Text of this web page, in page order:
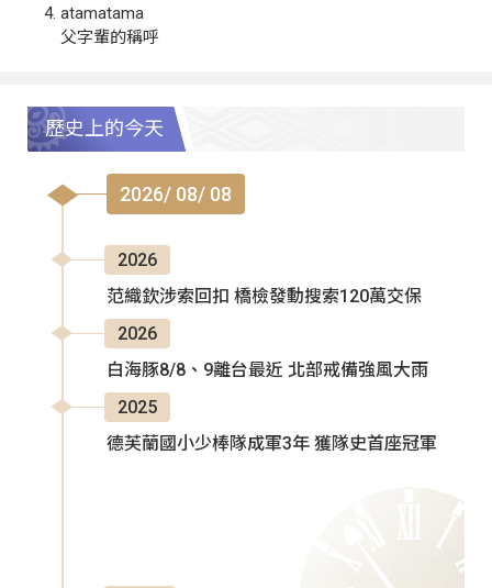
atamatama
父字輩的稱呼
歷史上的今天
2026/ 08/ 08
2026
范織欽涉索回扣 橋檢發動搜索120萬交保
2026
白海豚8/8、9離台最近 北部戒備強風大雨
2025
德芙蘭國小少棒隊成軍3年 獲隊史首座冠軍